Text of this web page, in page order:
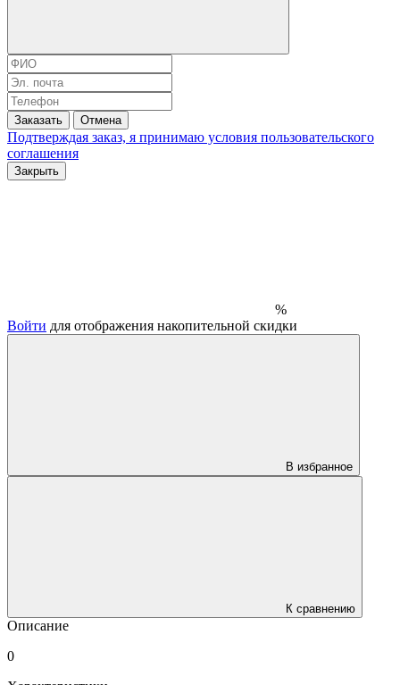
Заказать Отмена
Подтверждая заказ, я принимаю условия пользовательского
соглашения
Закрыть
%
Войти для отображения накопительной скидки
В избранное
К сравнению
Описание
0